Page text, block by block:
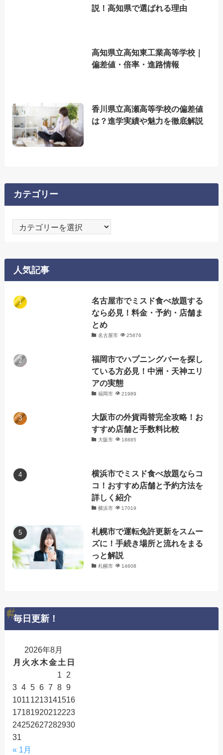
説！高知県で選ばれる理由
高知県立高知東工業高等学校｜
偏差値・倍率・進路情報
香川県立高瀬高等学校の偏差値
は？進学実績や魅力を徹底解説
カテゴリー
テ
ー
人気記事
名古屋市でミスド食べ放題する
なら必見！料金・予約・店舗ま
とめ
名古屋市 25876
福岡市でハプニングバーを探し
ている方必見！中洲・天神エリ
アの実態
福岡市 21989
大阪市の外貨両替完全攻略！お
すすめ店舗と手数料比較
大阪市 18885
横浜市でミスド食べ放題ならコ
コ！おすすめ店舗と予約方法を
詳しく紹介
横浜市 17019
札幌市で運転免許更新をスムー
ズに！手続き場所と流れをまる
っと解説
札幌市 14608
毎日更新！
2026年8月
月 火 水木金土 日
1
2
3 4 5 6 7 8 9
10111213141516
17181920212223
24252627282930
31
« 1月